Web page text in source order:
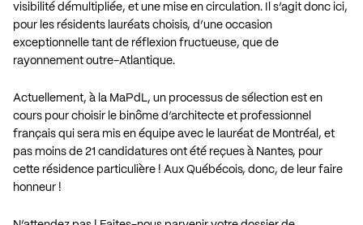
visibilité démultipliée, et une mise en circulation. Il s’agit donc ici,
pour les résidents lauréats choisis, d’une occasion
exceptionnelle tant de réflexion fructueuse, que de
rayonnement outre-Atlantique.
Actuellement, à la MaPdL, un processus de sélection est en
cours pour choisir le binôme d’architecte et professionnel
français qui sera mis en équipe avec le lauréat de Montréal, et
pas moins de 21 candidatures ont été reçues à Nantes, pour
cette résidence particulière ! Aux Québécois, donc, de leur faire
honneur !